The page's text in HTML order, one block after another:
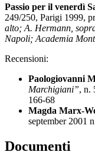
Passio per il venerdì
249/250, Parigi 1999,
alto; A. Hermann,
Napoli; Academia
Recensioni:
Paologiovanni
Marchigiani”, n.
166-68
Magda Marx-
september 2001
Documenti